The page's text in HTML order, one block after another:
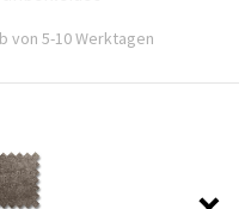
von 5-10 Werktagen